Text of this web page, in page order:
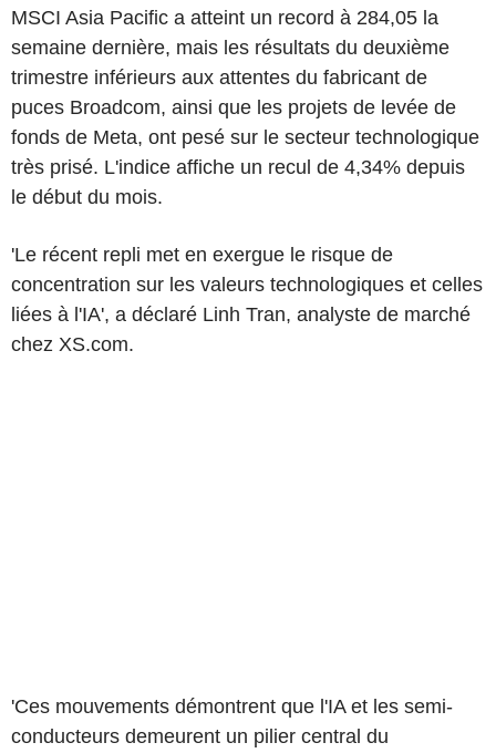
MSCI Asia Pacific a atteint un record à 284,05 la
semaine dernière, mais les résultats du deuxième
trimestre inférieurs aux attentes du fabricant de
puces Broadcom, ainsi que les projets de levée de
fonds de Meta, ont pesé sur le secteur technologique
très prisé. L'indice affiche un recul de 4,34% depuis
le début du mois.
'Le récent repli met en exergue le risque de
concentration sur les valeurs technologiques et celles
liées à l'IA', a déclaré Linh Tran, analyste de marché
chez XS.com.
'Ces mouvements démontrent que l'IA et les semi-
conducteurs demeurent un pilier central du